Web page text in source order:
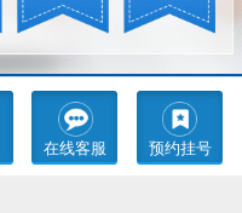
在线客服 预约挂号